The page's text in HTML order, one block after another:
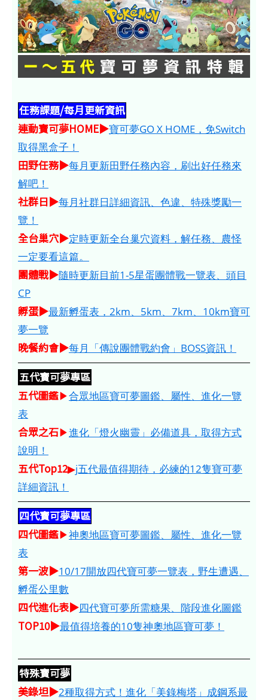
任務課題/每月更新資訊
連動寶可夢HOME​​​▶寶可夢GO X HOME，免Switch
取得黑盒子！
田野任務▶每月更新田野任務內容，刷出好任務來
解吧！
社群日▶每月社群日詳細資訊、色違、特殊獎勵一
覽！
全台巢穴▶定時更新全台巢穴資料，解任務、農怪
一定要看這篇。
團體戰▶隨時更新目前1-5星蛋團體戰一覽表、頭目
CP
孵蛋▶最新孵蛋表，2km、5km、7km、10km寶可
夢一覽
晚餐約會▶每月「傳說團體戰約會」BOSS資訊！
五代寶可夢專區
五代圖鑑▶合眾地區寶可夢圖鑑、屬性、進化一覽
表
合眾之石▶進化「燈火幽靈」必備道具，取得方式
說明！
五代Top12▶j五代最值得期待，必練的12隻寶可夢
詳細資訊！
四代寶可夢專區
四代圖鑑▶神奧地區寶可夢圖鑑、屬性、進化一覽
表
第一波▶10/17開放四代寶可夢一覽表，野生遭遇、
孵蛋公里數
四代進化表▶四代寶可夢所需糖果、階段進化圖鑑
TOP10▶最值得培養的10隻神奧地區寶可夢！
特殊寶可夢
美錄坦▶2種取得方式！進化「美錄梅塔」成鋼系最